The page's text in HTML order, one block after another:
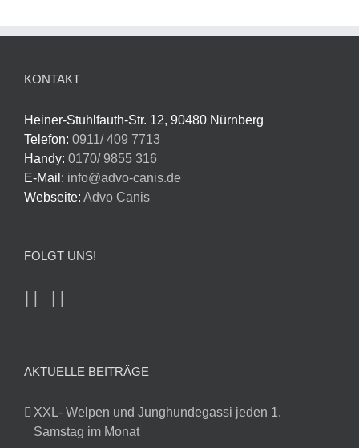
KONTAKT
Heiner-Stuhlfauth-Str. 12, 90480 Nürnberg
Telefon: 0911/ 409 7713
Handy: 0170/ 9855 316
E-Mail: info@advo-canis.de
Webseite: Advo Canis
FOLGT UNS!
AKTUELLE BEITRÄGE
XXL- Welpen und Junghundegassi jeden 1.
Samstag im Monat